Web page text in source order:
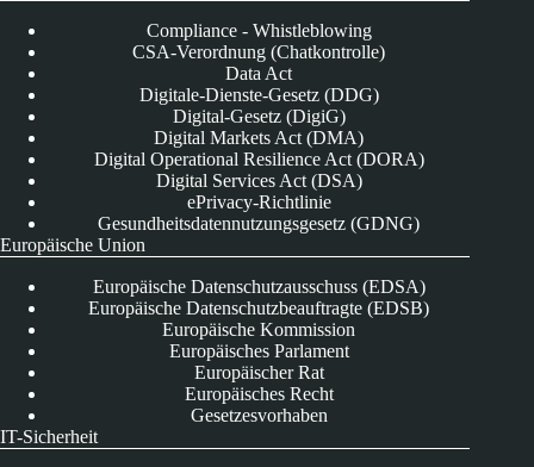
Compliance - Whistleblowing
CSA-Verordnung (Chatkontrolle)
Data Act
Digitale-Dienste-Gesetz (DDG)
Digital-Gesetz (DigiG)
Digital Markets Act (DMA)
Digital Operational Resilience Act (DORA)
Digital Services Act (DSA)
ePrivacy-Richtlinie
Gesundheitsdatennutzungsgesetz (GDNG)
Europäische Union
Europäische Datenschutzausschuss (EDSA)
Europäische Datenschutzbeauftragte (EDSB)
Europäische Kommission
Europäisches Parlament
Europäischer Rat
Europäisches Recht
Gesetzesvorhaben
IT-Sicherheit